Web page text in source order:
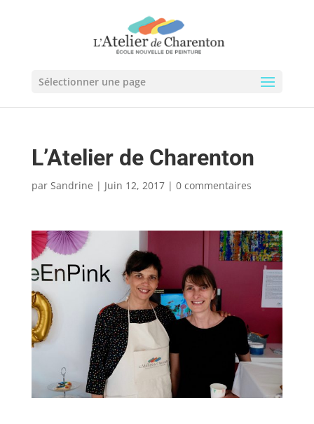
Sélectionner une page
L’Atelier de Charenton
par Sandrine | Juin 12, 2017| 0 commentaires